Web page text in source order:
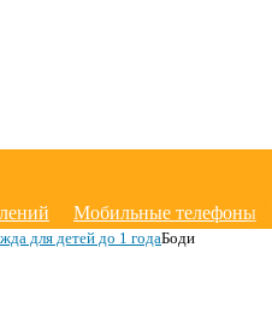
Мобильные телефоны
для детей до 1 годаБоди